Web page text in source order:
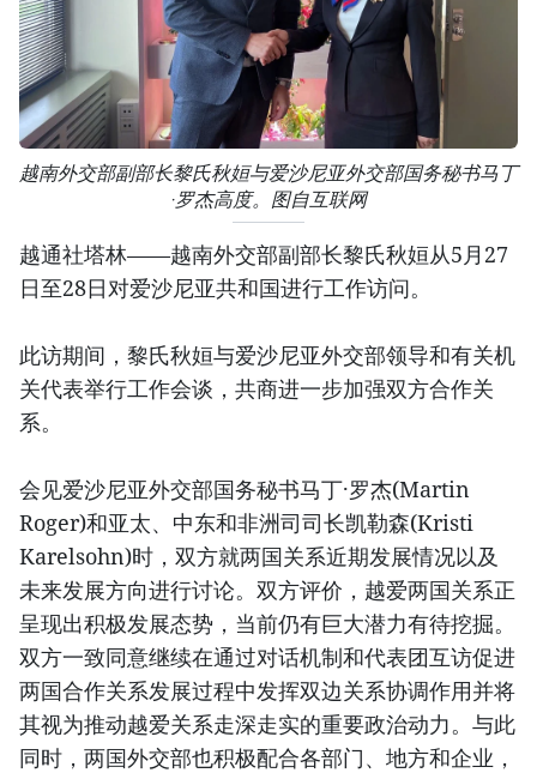
越南外交部副部长黎氏秋姮与爱沙尼亚外交部国务秘书马丁
·罗杰高度。图自互联网
越通社塔林——越南外交部副部长黎氏秋姮从5月27
日至28日对爱沙尼亚共和国进行工作访问。
此访期间，黎氏秋姮与爱沙尼亚外交部领导和有关机
关代表举行工作会谈，共商进一步加强双方合作关
系。
会见爱沙尼亚外交部国务秘书马丁·罗杰(Martin
Roger)和亚太、中东和非洲司司长凯勒森(Kristi
Karelsohn)时，双方就两国关系近期发展情况以及
未来发展方向进行讨论。双方评价，越爱两国关系正
呈现出积极发展态势，当前仍有巨大潜力有待挖掘。
双方一致同意继续在通过对话机制和代表团互访促进
两国合作关系发展过程中发挥双边关系协调作用并将
其视为推动越爱关系走深走实的重要政治动力。与此
同时，两国外交部也积极配合各部门、地方和企业，